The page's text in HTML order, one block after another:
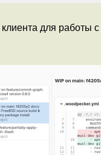
клиента для работы